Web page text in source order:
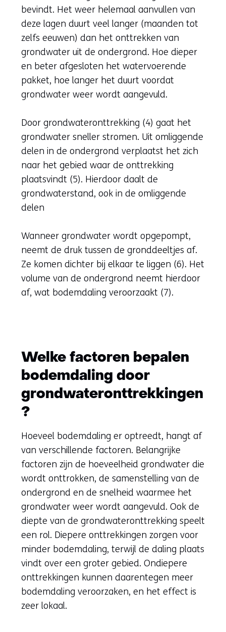
bevindt. Het weer helemaal aanvullen van
deze lagen duurt veel langer (maanden tot
zelfs eeuwen) dan het onttrekken van
grondwater uit de ondergrond. Hoe dieper
en beter afgesloten het watervoerende
pakket, hoe langer het duurt voordat
grondwater weer wordt aangevuld.
Door grondwateronttrekking (4) gaat het
grondwater sneller stromen. Uit omliggende
delen in de ondergrond verplaatst het zich
naar het gebied waar de onttrekking
plaatsvindt (5). Hierdoor daalt de
grondwaterstand, ook in de omliggende
delen
Wanneer grondwater wordt opgepompt,
neemt de druk tussen de gronddeeltjes af.
Ze komen dichter bij elkaar te liggen (6). Het
volume van de ondergrond neemt hierdoor
af, wat bodemdaling veroorzaakt (7).
Welke factoren bepalen
bodemdaling door
grondwateronttrekkingen
?
Hoeveel bodemdaling er optreedt, hangt af
van verschillende factoren. Belangrijke
factoren zijn de hoeveelheid grondwater die
wordt onttrokken, de samenstelling van de
ondergrond en de snelheid waarmee het
grondwater weer wordt aangevuld. Ook de
diepte van de grondwateronttrekking speelt
een rol. Diepere onttrekkingen zorgen voor
minder bodemdaling, terwijl de daling plaats
vindt over een groter gebied. Ondiepere
onttrekkingen kunnen daarentegen meer
bodemdaling veroorzaken, en het effect is
zeer lokaal.